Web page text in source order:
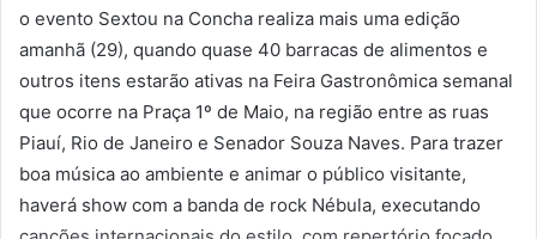
o evento Sextou na Concha realiza mais uma edição
amanhã (29), quando quase 40 barracas de alimentos e
outros itens estarão ativas na Feira Gastronômica semanal
que ocorre na Praça 1º de Maio, na região entre as ruas
Piauí, Rio de Janeiro e Senador Souza Naves. Para trazer
boa música ao ambiente e animar o público visitante,
haverá show com a banda de rock Nébula, executando